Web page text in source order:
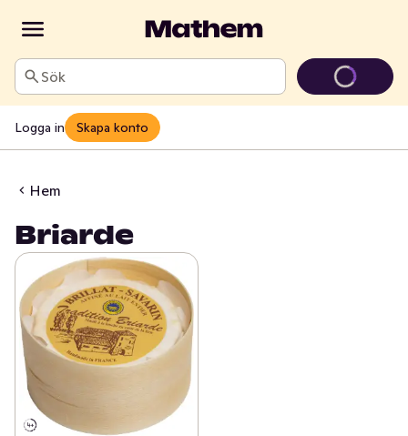
Sök
Logga in Skapa konto
Hem
Briarde